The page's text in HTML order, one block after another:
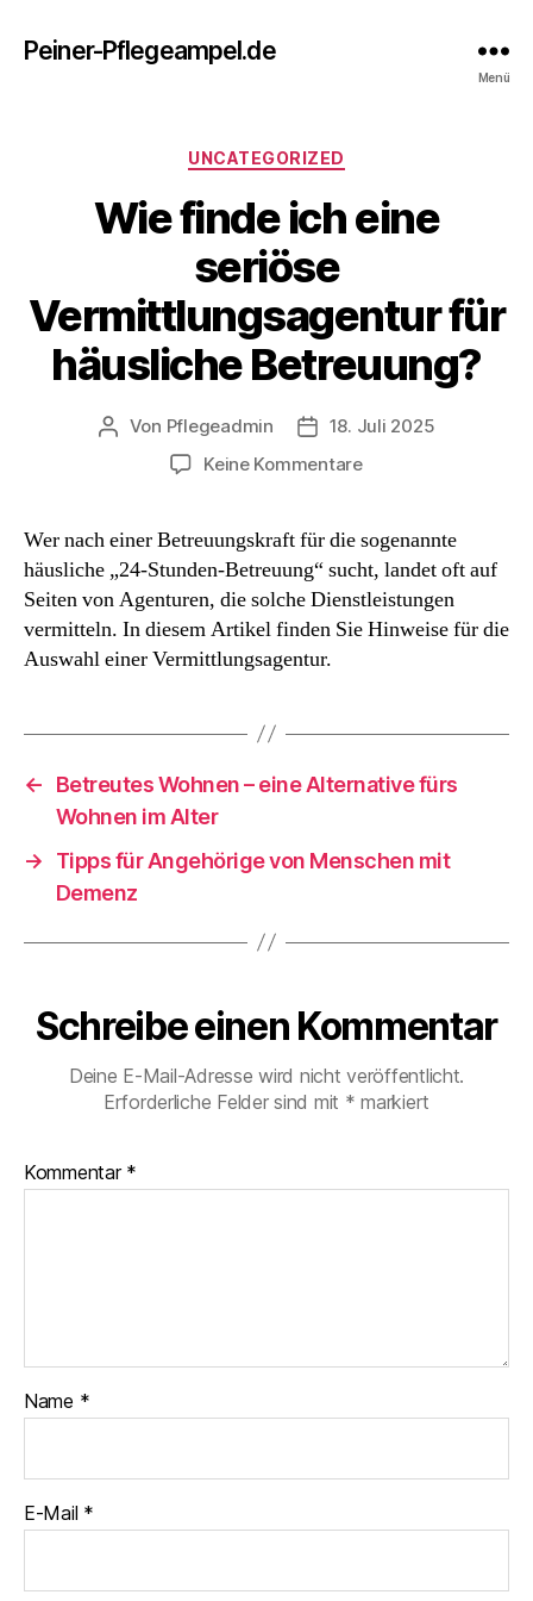
Peiner-Pflegeampel.de
Menü
Kategorien
UNCATEGORIZED
Wie finde ich eine
seriöse
Vermittlungsagentur für
häusliche Betreuung?
Beitragsautor
Von Pflegeadmin Beitragsdatum
18. Juli 2025
Keine Kommentarezu
ich
eine
seriöse
Wer nach einer Betreuungskraft für die sogenannte
häusliche „24-Stunden-Betreuung“ sucht, landet oft auf
Seiten von Agenturen, die solche Dienstleistungen
vermitteln. In diesem Artikel finden Sie Hinweise für die
Auswahl einer Vermittlungsagentur.
←
Betreutes Wohnen – eine Alternative fürs
Wohnen im Alter
→
Tipps für Angehörige von Menschen mit
Demenz
Schreibe einen Kommentar
Deine E-Mail-Adresse wird nicht veröffentlicht.
Erforderliche Felder sind mit * markiert
Kommentar *
Name *
E-Mail *